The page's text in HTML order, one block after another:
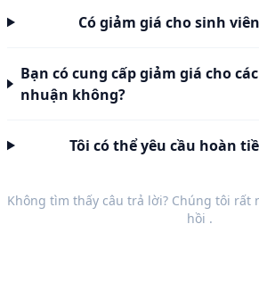
Có giảm giá cho sinh
Bạn có cung cấp giảm giá cho
nhuận không?
Tôi có thể yêu cầu hoàn
Không tìm thấy câu trả lời? Chúng tôi rất
hồi .